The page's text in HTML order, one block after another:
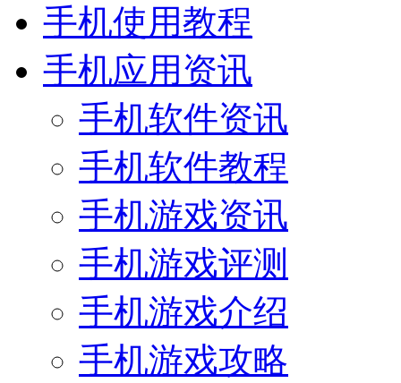
手机使用教程
手机应用资讯
手机软件资讯
手机软件教程
手机游戏资讯
手机游戏评测
手机游戏介绍
手机游戏攻略